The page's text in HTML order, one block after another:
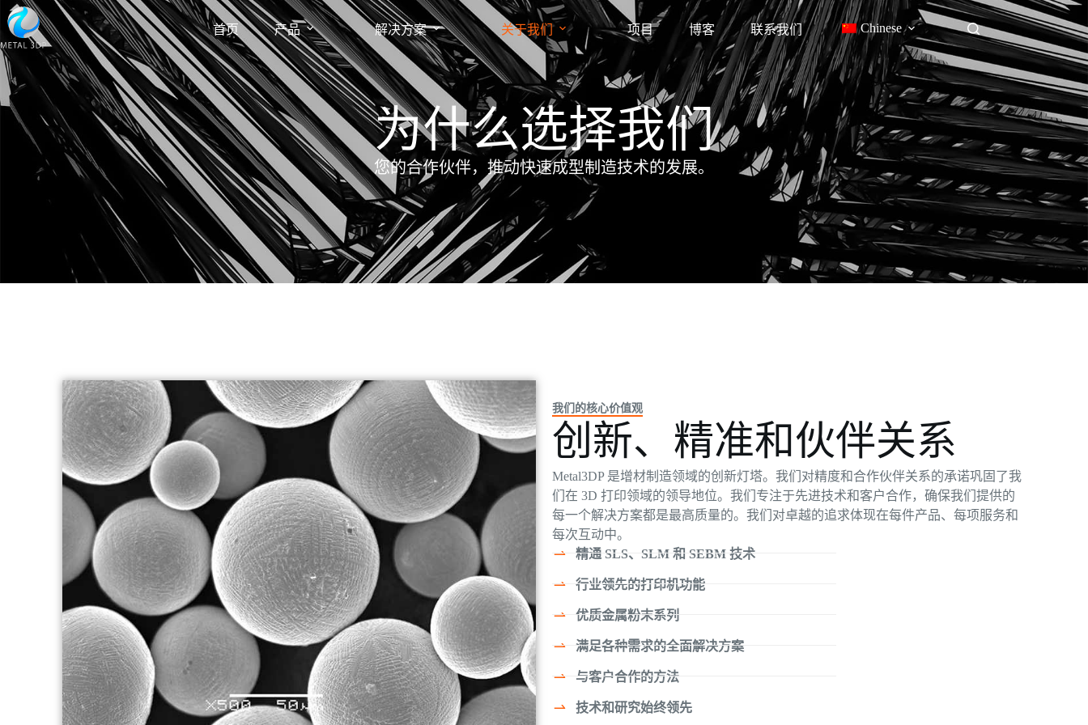
首页 产品 解决方案 关于我们 项目 博客 联系我们 Chinese
为什么选择我们
您的合作伙伴，推动快速成型制造技术的发展。
我们的核心价值观
创新、精准和伙伴关系
Metal3DP 是增材制造领域的创新灯塔。我们对精度和合作伙伴关系的承诺巩固了我
们在 3D 打印领域的领导地位。我们专注于先进技术和客户合作，确保我们提供的
每一个解决方案都是最高质量的。我们对卓越的追求体现在每件产品、每项服务和
每次互动中。
精通 SLS、SLM 和 SEBM 技术
行业领先的打印机功能
优质金属粉末系列
满足各种需求的全面解决方案
与客户合作的方法
技术和研究始终领先